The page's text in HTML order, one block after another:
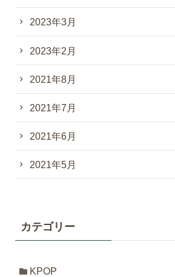
2023年3月
2023年2月
2021年8月
2021年7月
2021年6月
2021年5月
カテゴリー
KPOP